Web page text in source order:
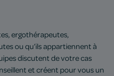
ergothérapeutes,
ou qu’ils appartiennent à
discutent de votre cas
et créent pour vous un